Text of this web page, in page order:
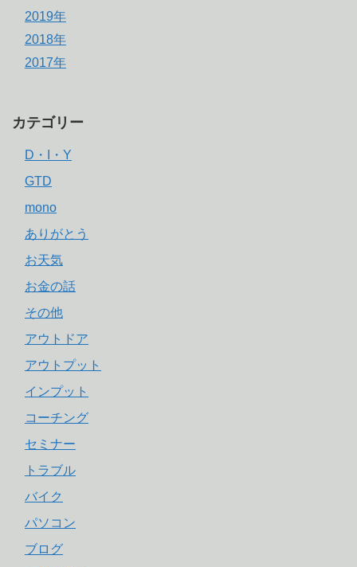
2019年
2018年
2017年
カテゴリー
D・I・Y
GTD
mono
ありがとう
お天気
お金の話
その他
アウトドア
アウトプット
インプット
コーチング
セミナー
トラブル
バイク
パソコン
ブログ